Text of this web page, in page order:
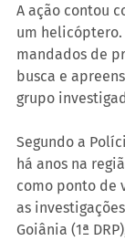
A ação contou
um
mandados de
busca e
grupo
Segundo a
há anos na
como ponto de
as
Goiânia (1ª